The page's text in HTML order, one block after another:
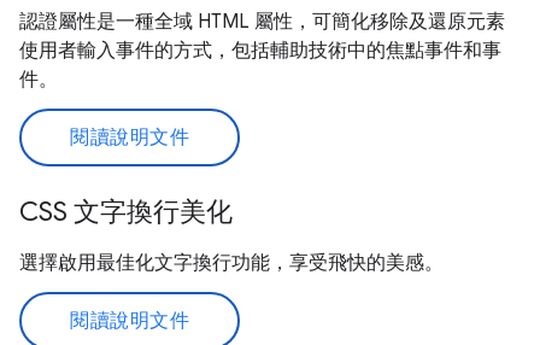
認證屬性是一種全域 HTML 屬性，可簡化移除及還原元素
使用者輸入事件的方式，包括輔助技術中的焦點事件和事
件。
閱讀說明文件
CSS 文字換行美化
選擇啟用最佳化文字換行功能，享受飛快的美感。
閱讀說明文件